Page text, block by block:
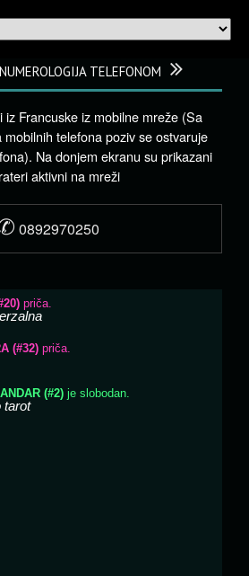
TELEFONOM
iz Francuske iz mobilne mreže (Sa
telefona poziv se ostvaruje
Na donjem ekranu su prikazani
aktivni na mreži
0892970250